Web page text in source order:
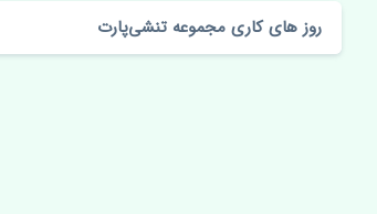
روز های کاری مجموعه تنشی‌پارت